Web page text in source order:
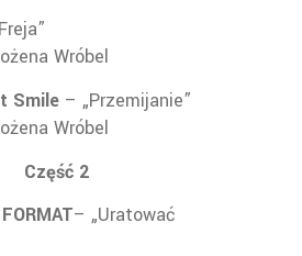
Freja”
Wróbel
Smile – „Przemijanie”
Wróbel
Część 2
– „Uratować